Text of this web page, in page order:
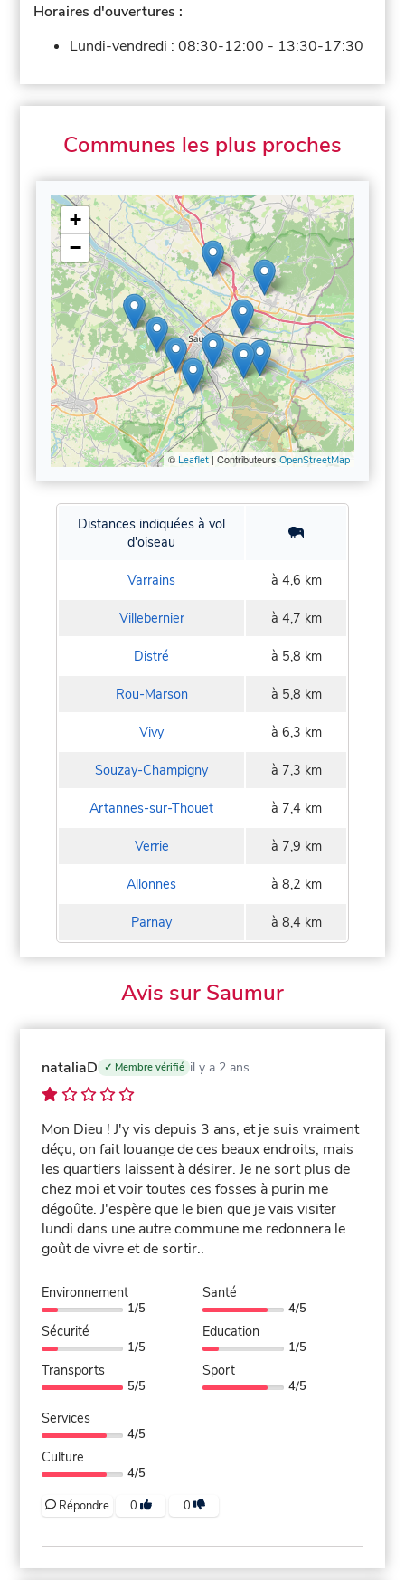
Horaires d'ouvertures :
Lundi-vendredi :08:30-12:00 - 13:30-17:30
Communes les plus proches
+
−
© Leaflet| Contributeurs OpenStreetMap
Distances indiquées à vol
d'oiseau
Varrains à 4,6 km
Villebernier à 4,7 km
Distré à 5,8 km
Rou-Marson à 5,8 km
Vivy à 6,3 km
Souzay-Champigny à 7,3 km
Artannes-sur-Thouet à 7,4 km
Verrie à 7,9 km
Allonnes à 8,2 km
Parnay à 8,4 km
Avis sur Saumur
nataliaD ✓ Membre vérifié il y a 2 ans
Mon Dieu ! J'y vis depuis 3 ans, et je suis vraiment
déçu, on fait louange de ces beaux endroits, mais
les quartiers laissent à désirer. Je ne sort plus de
chez moi et voir toutes ces fosses à purin me
dégoûte. J'espère que le bien que je vais visiter
lundi dans une autre commune me redonnera le
goût de vivre et de sortir..
Environnement
1/5
Sécurité
1/5
Transports
5/5
Santé
4/5
Education
1/5
Sport
4/5
Services
4/5
Culture
4/5
Répondre 0 0